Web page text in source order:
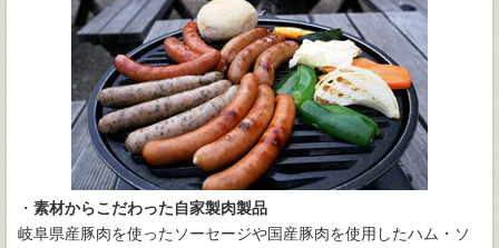
・ 素材からこだわった自家製肉製品
岐阜県産豚肉を使ったソーセージや国産豚肉を使用したハム・ソ